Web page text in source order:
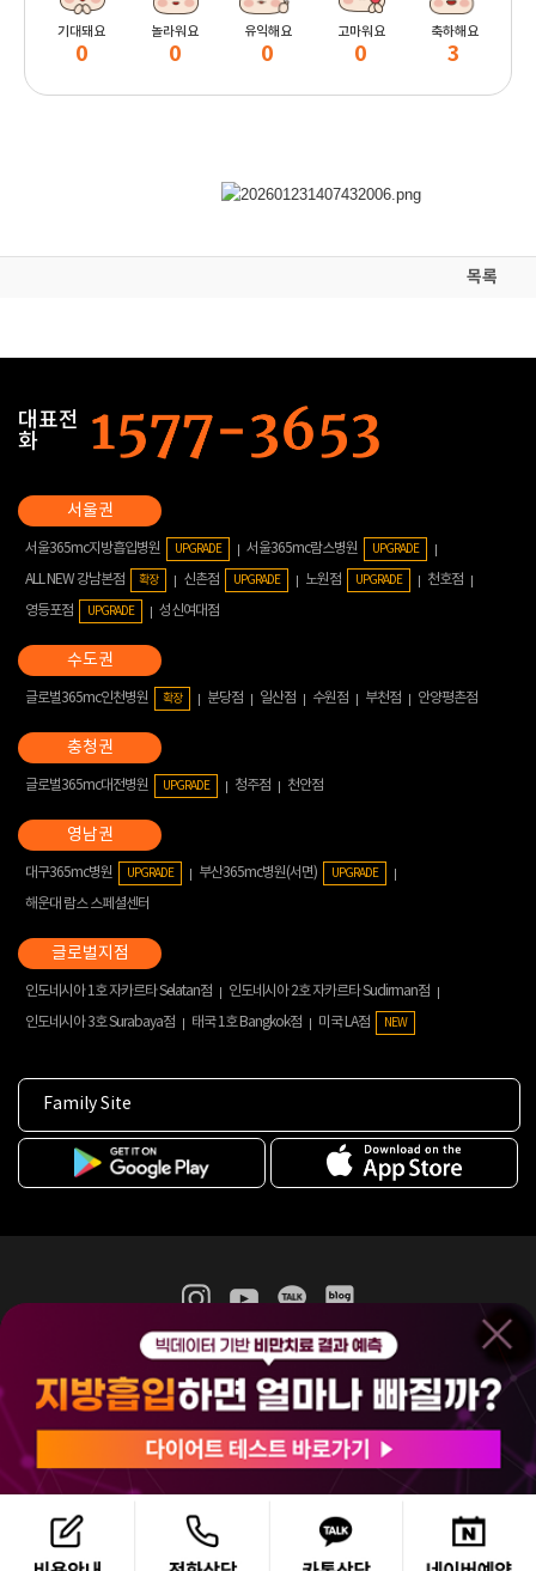
기대돼요
0
놀라워요
0
유익해요
0
고마워요
0
축하해요
3
목록
대표전
화
서울365mc지방흡입병원 UPGRADE 서울365mc람스병원 UPGRADE
ALL NEW 강남본점 확장 신촌점 UPGRADE 노원점 UPGRADE
천호점
영등포점
UPGRADE 성신여대점
글로벌365mc인천병원 확장 분당점 일산점 수원점 부천점 안양평촌점
글로벌365mc대전병원 UPGRADE 청주점 천안점
대구365mc병원 UPGRADE 부산365mc병원(서면) UPGRADE
해운대 람스 스페셜센터
인도네시아 1호 자카르타 Selatan점
인도네시아 2호 자카르타 Sudirman점
인도네시아 3호 Surabaya점
태국 1호 Bangkok점 미국 LA점 NEW
Family Site
365mc 병·의원 이용약관
홈페이지 이용약관
비급여진료수가
(주)365mcㅣ서울특별시 서초구 서초대로52길 7, 3~4층(서초동, 제일빌딩)
120-87-04354ㅣ김남철
COPYRIGHT(C) 2025 365mc. ALL RIGHTS RESERVED.